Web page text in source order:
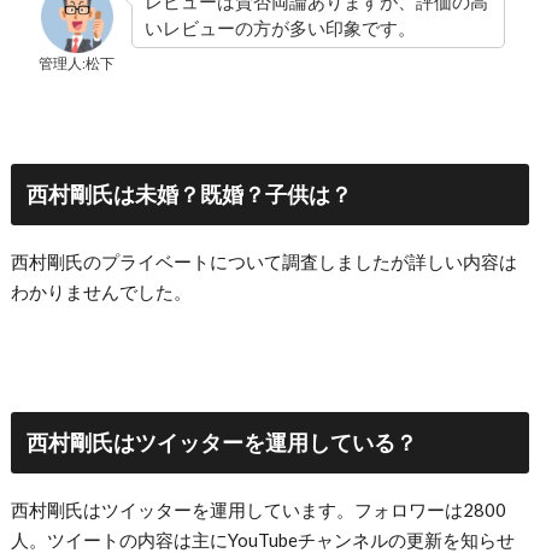
管理人:松下
いレビューの方が多い印象です。
西村剛氏は未婚？既婚？子供は？
西村剛氏のプライベートについて調査しましたが詳しい内容は
わかりませんでした。
西村剛氏はツイッターを運用している？
西村剛氏はツイッターを運用しています。フォロワーは2800
人。ツイートの内容は主にYouTubeチャンネルの更新を知らせ